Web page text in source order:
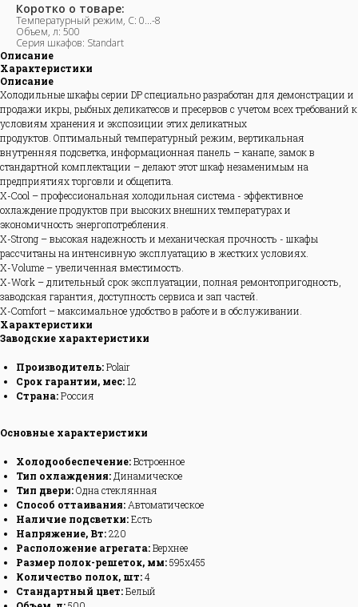
Коротко о товаре:
Температурный режим, С: 0...-8
Объем, л: 500
Серия шкафов: Standart
Описание
Характеристики
Описание
Холодильные шкафы серии DP специально разработан для демонстрации и
продажи икры, рыбных деликатесов и пресервов с учетом всех требований к
условиям хранения и экспозиции этих деликатных
продуктов. Оптимальный температурный режим, вертикальная
внутренняя подсветка, информационная панель – канапе, замок в
стандартной комплектации – делают этот шкаф незаменимым на
предприятиях торговли и общепита.
X-Cool – профессиональная холодильная система - эффективное
охлаждение продуктов при высоких внешних температурах и
экономичность энергопотребления.
X-Strong – высокая надежность и механическая прочность - шкафы
рассчитаны на интенсивную эксплуатацию в жестких условиях.
X-Volume – увеличенная вместимость.
X-Work – длительный срок эксплуатации, полная ремонтопригодность,
заводская гарантия, доступность сервиса и зап частей.
X-Comfort – максимальное удобство в работе и в обслуживании.
Характеристики
Заводские характеристики
Производитель:Polair
Срок гарантии, мес:12
Страна:Россия
Основные характеристики
Холодообеспечение:Встроенное
Тип охлаждения: Динамическое
Тип двери:Одна стеклянная
Способ оттаивания: Автоматическое
Наличие подсветки:Есть
Напряжение, Вт:220
Расположение агрегата:Верхнее
Размер полок-решеток, мм:595х455
Количество полок, шт:4
Стандартный цвет:Белый